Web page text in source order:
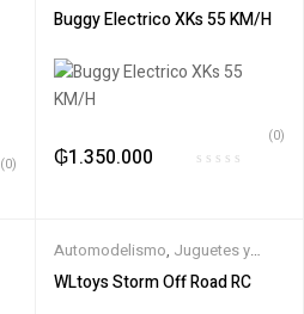
(0)
Hobbies,Off road,WLtoys
Buggy Electrico XKs 55 KM/H
₲1.350.000
(0)
Automodelismo, Juguetes y
Hobbies,Off road,WLtoys
WLtoys Storm Off Road RC